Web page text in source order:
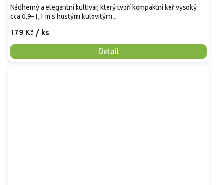
179 Kč / ks
Detail
Nádherný a elegantní kultivar, který tvoří kompaktní keř vysoký
cca 0,9–1,1 m s hustými kulovitými...